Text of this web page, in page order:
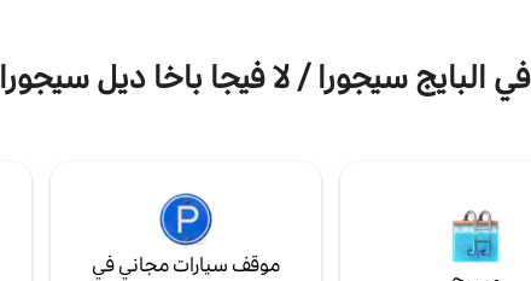
البايج سيجورا / لا فيجا باخا ديل سيجورا
موقف سيارات مجاني في